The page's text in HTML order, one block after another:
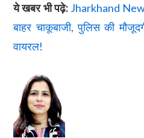
ये खबर भी पढ़े: Jharkhand
बाहर चाकूबाजी, पुलिस की
वायरल!